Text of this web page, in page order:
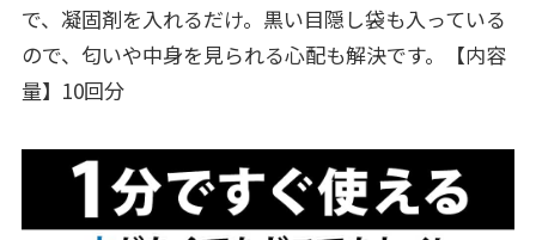
で、凝固剤を入れるだけ。黒い目隠し袋も入っている
ので、匂いや中身を見られる心配も解決です。【内容
量】10回分